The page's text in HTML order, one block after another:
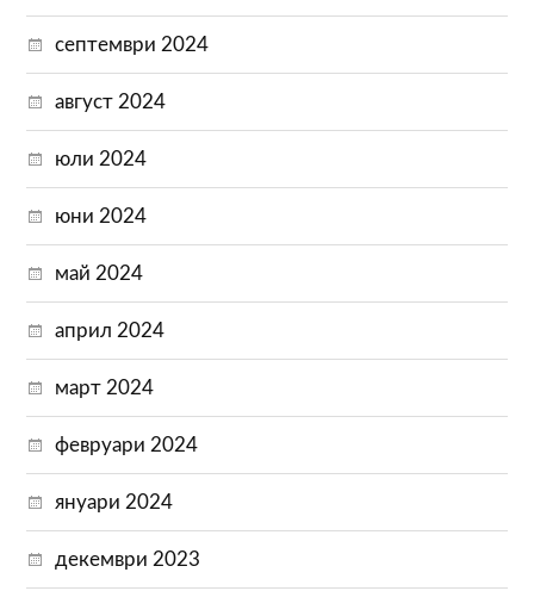
септември 2024
август 2024
юли 2024
юни 2024
май 2024
април 2024
март 2024
февруари 2024
януари 2024
декември 2023